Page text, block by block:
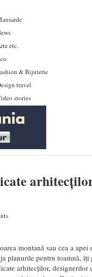
etc.
& Bijuterie
travel
stories
montană sau cea a apei
planurile pentru toamnă, îți
arhitecților, designerilor